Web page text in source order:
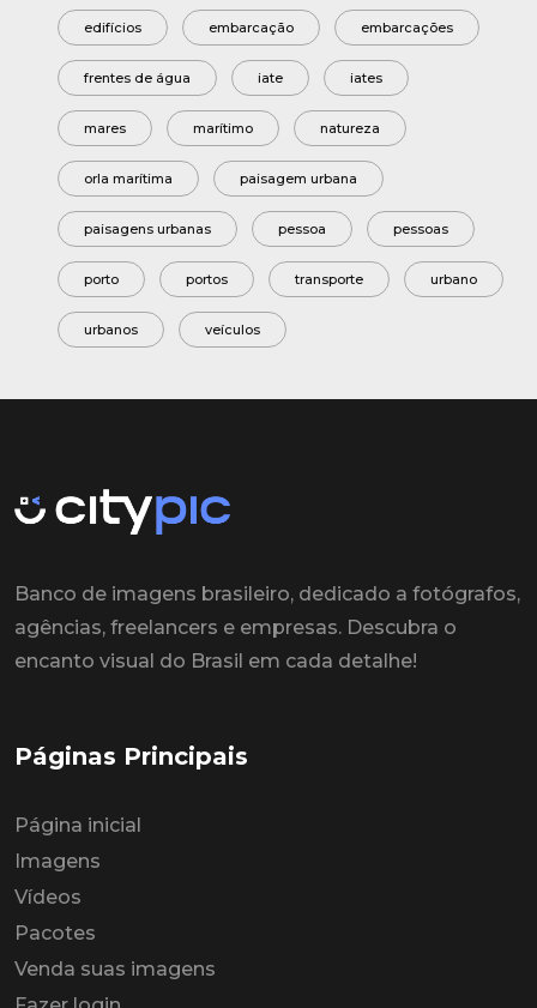
edifícios embarcação embarcações
frentes de água iate iates
mares marítimo natureza
orla marítima paisagem urbana
paisagens urbanas pessoa pessoas
porto portos transporte urbano
urbanos veículos
Banco de imagens brasileiro, dedicado a fotógrafos,
agências, freelancers e empresas. Descubra o
encanto visual do Brasil em cada detalhe!
Páginas Principais
Página inicial
Imagens
Vídeos
Pacotes
Venda suas imagens